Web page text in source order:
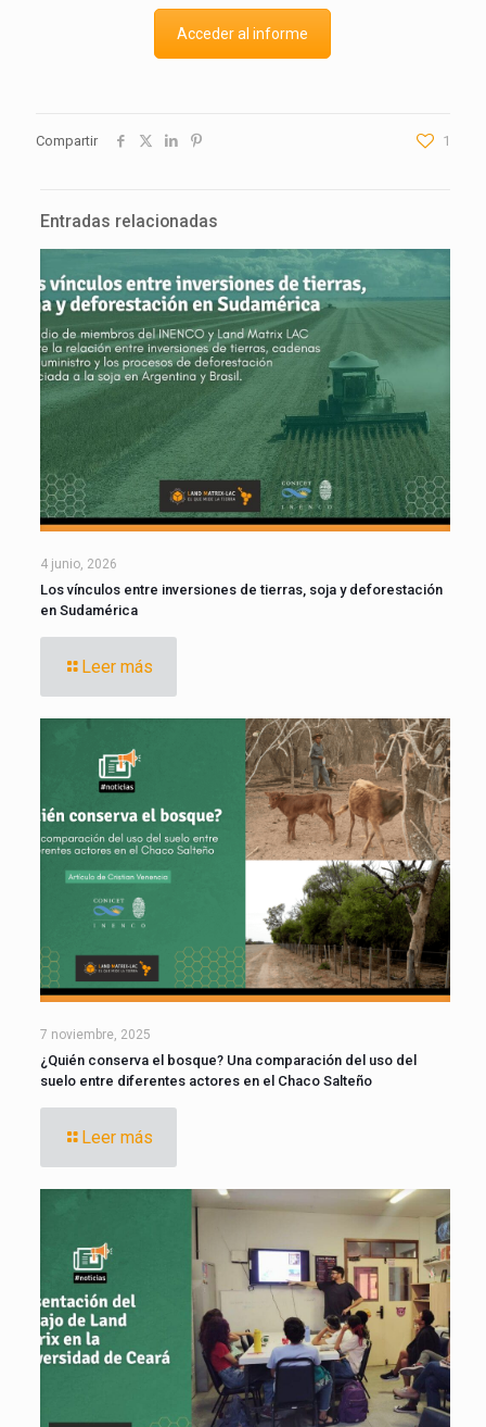
Acceder al informe
Compartir 1
Entradas relacionadas
4 junio, 2026
Los vínculos entre inversiones de tierras, soja y deforestación
en Sudamérica
Leer más
7 noviembre, 2025
¿Quién conserva el bosque? Una comparación del uso del
suelo entre diferentes actores en el Chaco Salteño
Leer más